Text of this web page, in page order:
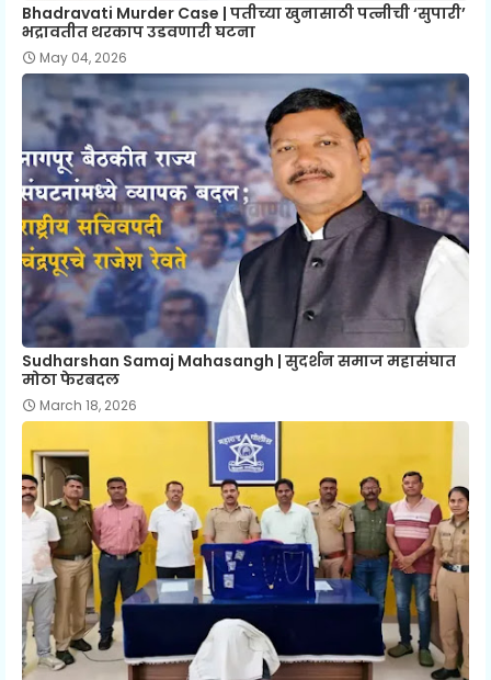
Bhadravati Murder Case | पतीच्या खुनासाठी पत्नीची ‘सुपारी’
भद्रावतीत थरकाप उडवणारी घटना
May 04, 2026
Sudharshan Samaj Mahasangh | सुदर्शन समाज महासंघात
मोठा फेरबदल
March 18, 2026